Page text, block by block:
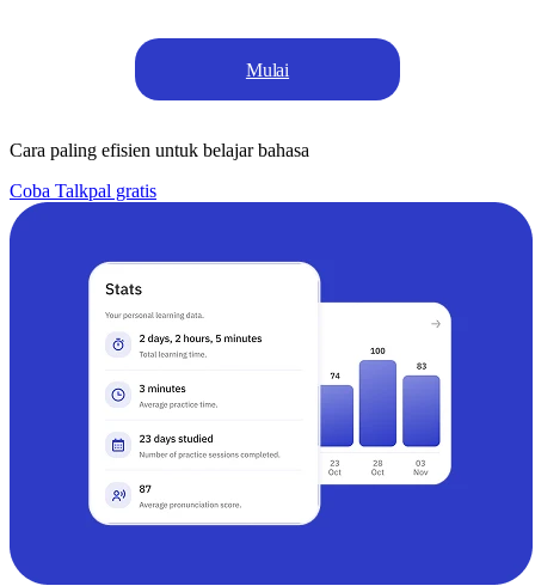
Mulai
Cara paling efisien untuk belajar bahasa
Coba Talkpal gratis